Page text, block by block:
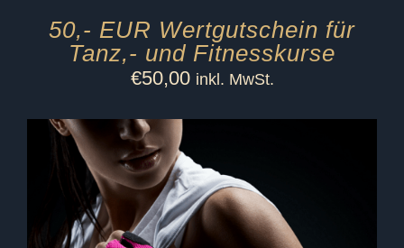
50,- EUR Wertgutschein für
Tanz,- und Fitnesskurse
€50,00 inkl. MwSt.